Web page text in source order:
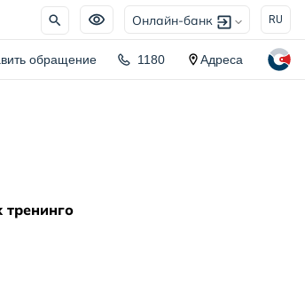
Онлайн-банк RU
обращение 1180 Адреса
тренинго